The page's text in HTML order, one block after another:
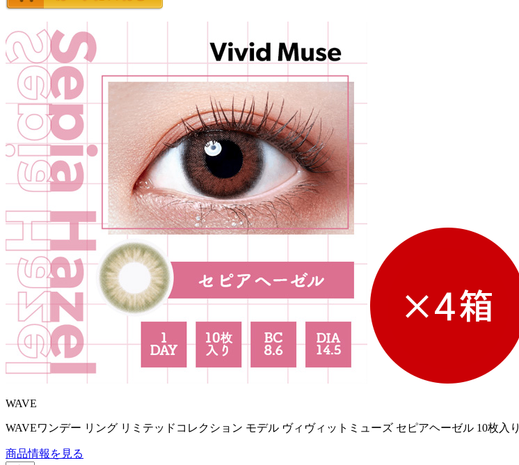
WAVE
WAVEワンデー リング リミテッドコレクション モデル ヴィヴィットミューズ セピアヘーゼル 10枚入り
商品情報を見る